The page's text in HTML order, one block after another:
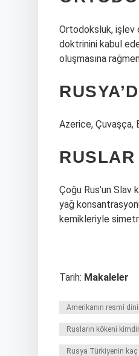
Ortodoksluk, işlev
doktrinini kabul
oluşmasına
Azerice, Çuvaşça,
Çoğu Rus’un Slav
yağ
kemikleriyle
Tarih: Makaleler
Amerikanın resmi
Rusların kökeni kimdir
Rusya Türkiyenin kaç